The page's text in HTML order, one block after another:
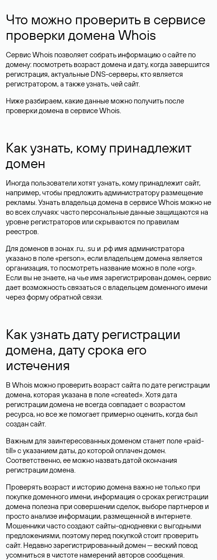
Что можно проверить в сервисе
проверки домена Whois
Сервис Whois позволяет собрать информацию о сайте по
домену: посмотреть возраст домена и дату, когда завершится
регистрация, актуальные DNS-серверы, кто является
регистратором, а также узнать, чей сайт.
Ниже разбираем, какие данные можно получить после
проверки домена в сервисе Whois.
Как узнать, кому принадлежит
домен
Иногда пользователи хотят узнать, кому принадлежит сайт,
например, чтобы предложить администратору размещение
рекламы. Узнать владельца домена в сервисе Whois можно не
во всех случаях: часто персональные данныезащищаются на
уровне регистраторов или скрываются по правилам
реестров.
Для доменов в зонах .ru, .su и .рф имя администратора
указано в поле «person», если владельцем домена является
организация, то посмотреть название можно в поле «org».
Если вы не знаете, на чье имя зарегистрирован домен, сервис
дает возможность связаться с владельцем доменного имени
через форму обратной связи.
Как узнать дату регистрации
домена, дату срока его
истечения
В Whois можно проверить возраст сайта по дате регистрации
домена, которая указана в поле «created». Хотя дата
регистрации домена не всегда совпадает с возрастом
ресурса, но все же помогает примерно оценить, когда был
создан сайт.
Важным для заинтересованных доменом станет поле «paid-
till» с указанием даты, до которой оплачен домен.
Соответственно, ее можно назвать датой окончания
регистрации домена.
Проверять возраст и историю домена важно не только при
покупке доменного имени, информация о сроках регистрации
домена полезна при совершении сделок, выборе партнеров и
просто анализе информации, размещенной в интернете.
Мошенники часто создают сайты-однодневки с выгодными
предложениями, поэтому перед покупкой стоит проверить
сайт. Недавно зарегистрированный домен — веский повод
усомниться в чистоте намерений авторов сообщения.